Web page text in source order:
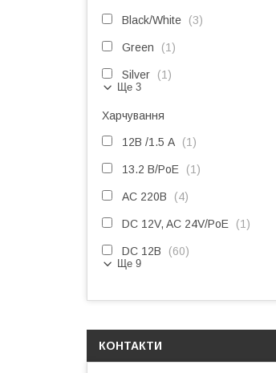
Black/White 3
Green 1
Silver 1
Ще 3
Харчування
12В /1.5 А 1
13.2 В/PoE 1
AC 220В 4
DC 12V, AC 24V/PoE 1
DC 12В 60
Ще 9
КОНТАКТИ